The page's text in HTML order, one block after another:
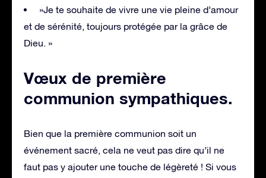
»Je te souhaite de vivre une vie pleine d’amour
et de sérénité, toujours protégée par la grâce de
Dieu. »
Vœux de première
communion sympathiques.
Bien que la première communion soit un
événement sacré, cela ne veut pas dire qu’il ne
faut pas y ajouter une touche de légèreté ! Si vous